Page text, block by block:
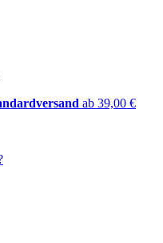
ab 39,00 €